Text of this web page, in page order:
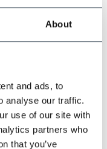
About
and ads, to
analyse our traffic.
use of our site with
partners who
that you’ve